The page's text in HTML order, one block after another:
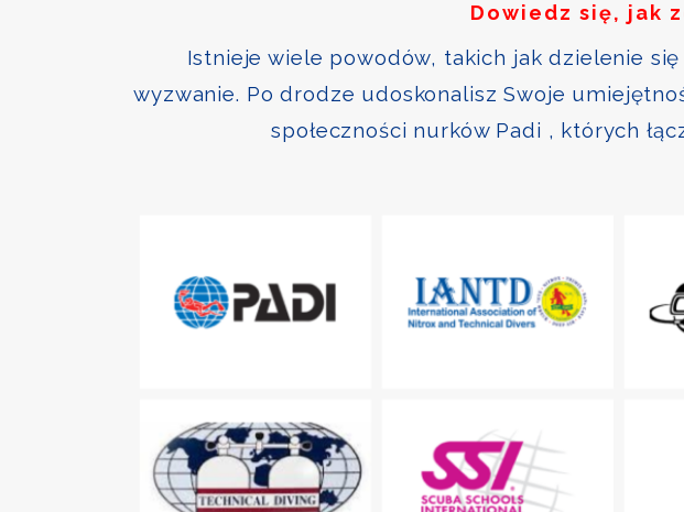
Dowiedz się, jak
Istnieje wiele powodów, takich jak dzielenie
wyzwanie. Po drodze udoskonalisz Swoje
społeczności nurków Padi , których